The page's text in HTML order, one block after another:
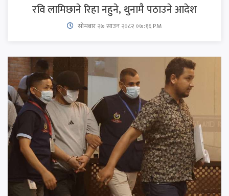
रवि लामिछाने रिहा नहुने, थुनामै पठाउने आदेश
सोमबार २७ साउन २०८२ ०७:१६ PM